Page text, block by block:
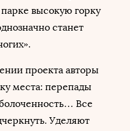
высокую горку
станет
проекта авторы
места: перепады
Все
Уделяют